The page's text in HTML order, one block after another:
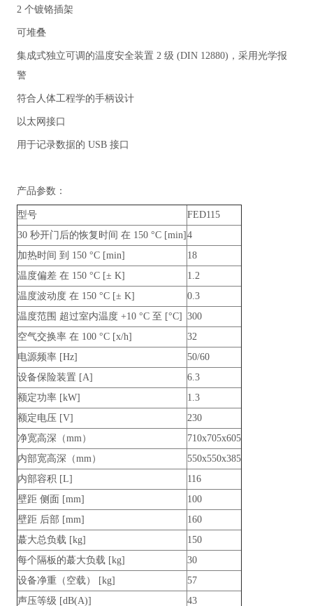
2 个镀铬插架
可堆叠
集成式独立可调的温度安全装置 2 级 (DIN 12880)，采用光学报
警
符合人体工程学的手柄设计
以太网接口
用于记录数据的 USB 接口
产品参数：
型号
FED115
30 秒开门后的恢复时间 在 150 °C [min] 4
加热时间 到 150 °C [min]
18
温度偏差 在 150 °C [± K]
1.2
温度波动度 在 150 °C [± K]
0.3
温度范围 超过室内温度 +10 °C 至 [°C] 300
空气交换率 在 100 °C [x/h]
32
电源频率 [Hz]
50/60
设备保险装置 [A]
6.3
额定功率 [kW]
1.3
额定电压 [V]
230
净宽高深（mm）
710x705x605
内部宽高深（mm）
550x550x385
内部容积 [L]
116
壁距 侧面 [mm]
100
壁距 后部 [mm]
160
蕞大总负载 [kg]
150
每个隔板的蕞大负载 [kg]
30
设备净重（空载） [kg]
57
声压等级 [dB(A)]
43